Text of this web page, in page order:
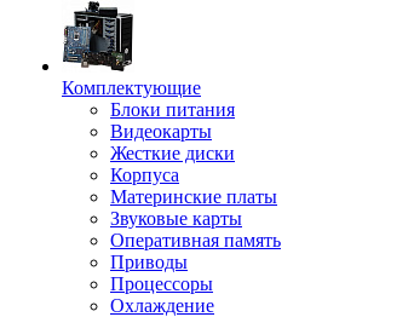
Комплектующие
Блоки питания
Видеокарты
Жесткие диски
Корпуса
Материнские платы
Звуковые карты
Оперативная память
Приводы
Процессоры
Охлаждение